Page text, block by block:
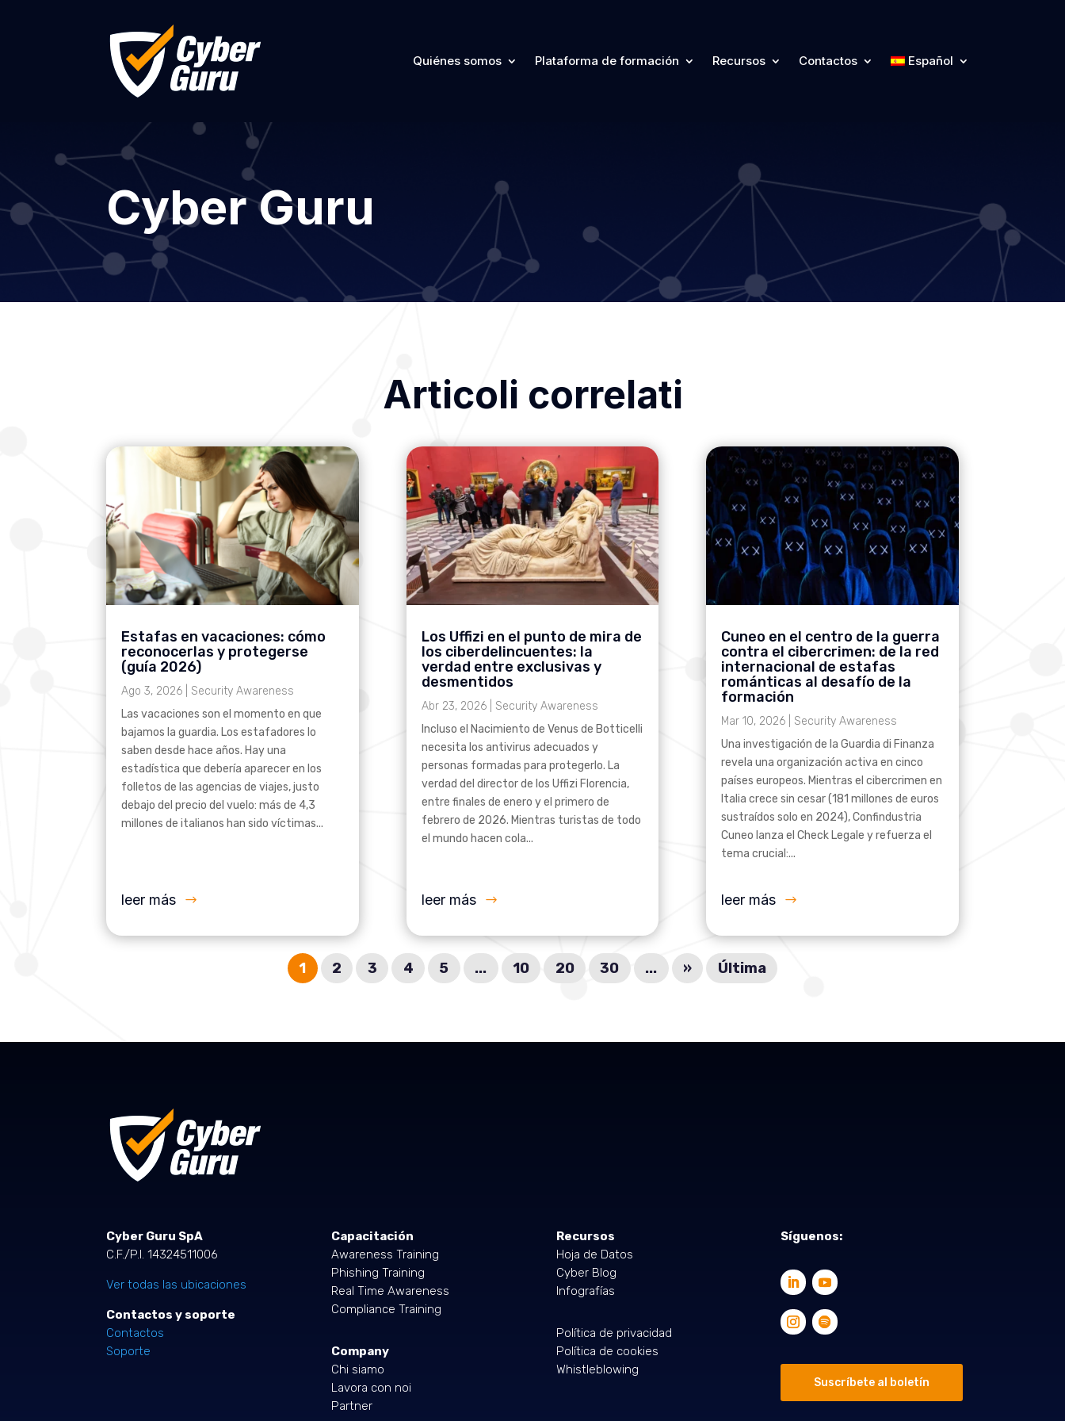
Quiénes somos Plataforma de formación Recursos Contactos Español
Cyber Guru
Articoli correlati
Estafas en vacaciones: cómo
reconocerlas y protegerse
(guía 2026)
Ago 3, 2026
Security Awareness
Las vacaciones son el momento en que
bajamos la guardia. Los estafadores lo
saben desde hace años. Hay una
estadística que debería aparecer en los
folletos de las agencias de viajes, justo
debajo del precio del vuelo: más de 4,3
millones de italianos han sido víctimas...
leer más
Los Uffizi en el punto de mira de
los ciberdelincuentes: la
verdad entre exclusivas y
desmentidos
Abr 23, 2026| Security Awareness
Incluso el Nacimiento de Venus de Botticelli
necesita los antivirus adecuados y
personas formadas para protegerlo. La
verdad del director de los Uffizi Florencia,
entre finales de enero y el primero de
febrero de 2026. Mientras turistas de todo
el mundo hacen cola...
leer más
Cuneo en el centro de la guerra
contra el cibercrimen: de la red
internacional de estafas
románticas al desafío de la
formación
Mar 10, 2026| Security Awareness
Una investigación de la Guardia di Finanza
revela una organización activa en cinco
países europeos. Mientras el cibercrimen en
Italia crece sin cesar (181 millones de euros
sustraídos solo en 2024), Confindustria
Cuneo lanza el Check Legale y refuerza el
tema crucial:...
leer más
1 2 3 4 5 ... 10 20 30 ... » Última
Cyber Guru SpA
C.F./P.I. 14324511006
Ver todas las ubicaciones
Contactos y soporte
Contactos
Soporte
Capacitación
Awareness Training
Phishing Training
Real Time Awareness
Compliance Training
Company
Chi siamo
Lavora con noi
Partner
Recursos
Hoja de Datos
Cyber Blog
Infografías
Política de privacidad
Política de cookies
Whistleblowing
Síguenos:
Suscríbete al boletín